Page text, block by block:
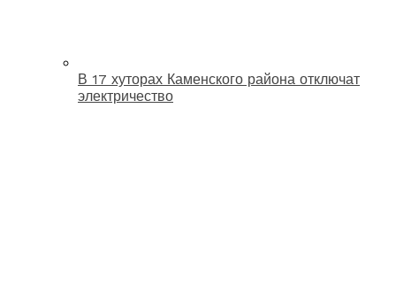
В 17 хуторах Каменского района отключат
электричество